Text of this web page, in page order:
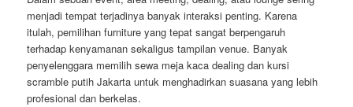
menjadi tempat terjadinya banyak interaksi penting. Karena
itulah, pemilihan furniture yang tepat sangat berpengaruh
terhadap kenyamanan sekaligus tampilan venue. Banyak
penyelenggara memilih sewa meja kaca dealing dan kursi
scramble putih Jakarta untuk menghadirkan suasana yang lebih
profesional dan berkelas.